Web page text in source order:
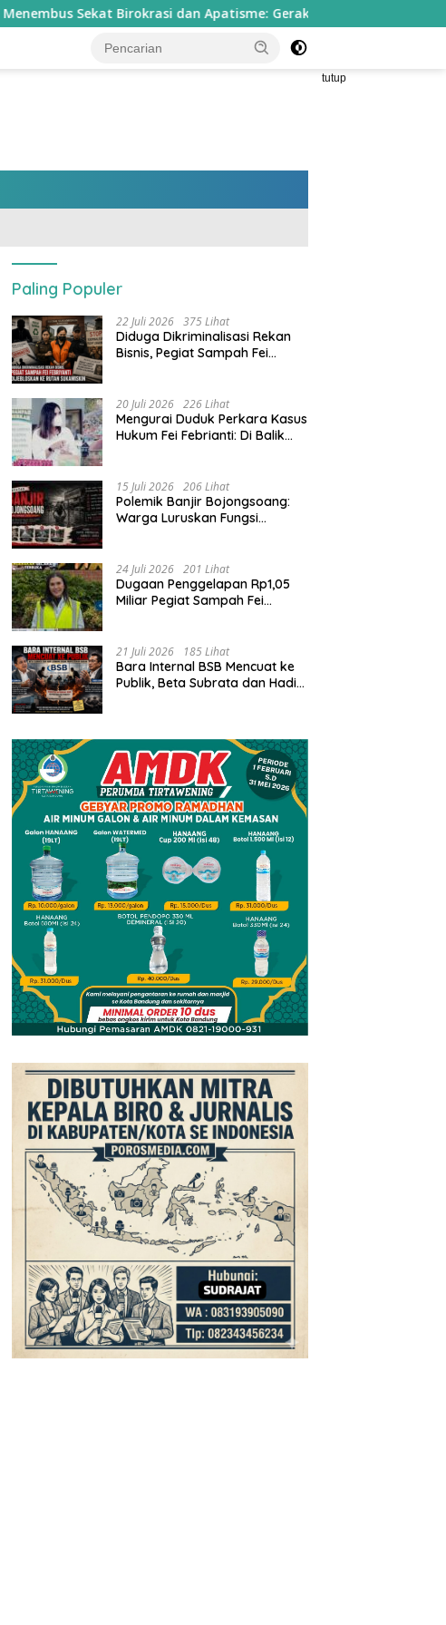
Birokrasi dan Apatisme: Gerakan Kemanusiaan ‘Ikatan Lidi’
tutup
Dorong Masyarakat Religius,
DKM Asy-Syukur Cijerah
SURAT TERBUKA Sebuah
Paling Populer
22 Juli 2026 375 Lihat
Diduga Dikriminalisasi Rekan
Bisnis, Pegiat Sampah Fei
20 Juli 2026 226 Lihat
​Mengurai Duduk Perkara Kasus
Hukum Fei Febrianti: Di Balik
15 Juli 2026 206 Lihat
Polemik Banjir Bojongsoang:
Warga Luruskan Fungsi
24 Juli 2026 201 Lihat
Dugaan Penggelapan Rp1,05
Miliar Pegiat Sampah Fei
Sorotan Publik
21 Juli 2026 185 Lihat
Bara Internal BSB Mencuat ke
Publik, Beta Subrata dan Hadi